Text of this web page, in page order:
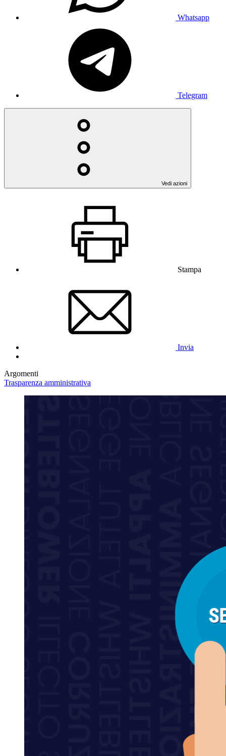
Whatsapp
Telegram
Vedi azioni
Stampa
Invia
Argomenti
Trasparenza amministrativa